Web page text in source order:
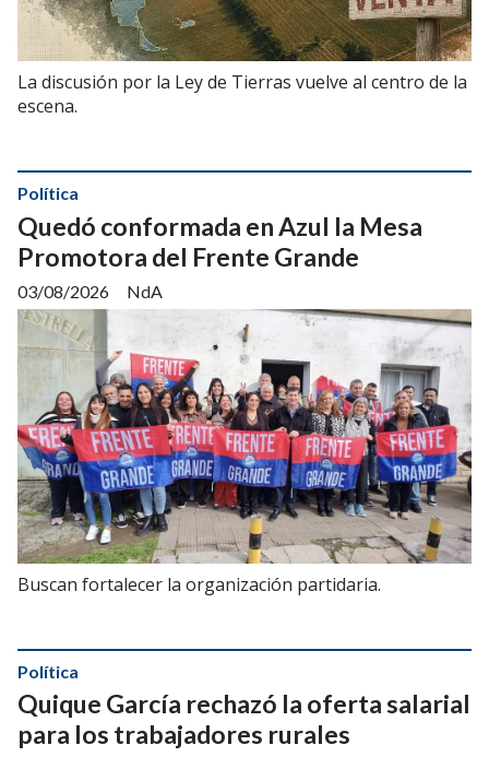
La discusión por la Ley de Tierras vuelve al centro de la
escena.
Quedó conformada en Azul la Mesa
Promotora del Frente Grande
NdA
Política
03/08/2026
Buscan fortalecer la organización partidaria.
Quique García rechazó la oferta salarial
para los trabajadores rurales
Política